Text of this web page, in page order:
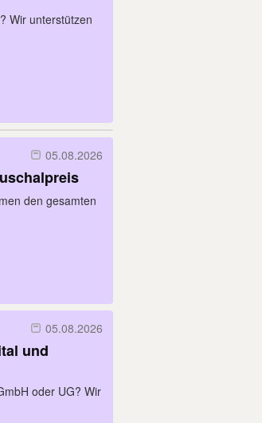
Wir unterstützen
05.08.2026
den gesamten
05.08.2026
und
oder UG? Wir